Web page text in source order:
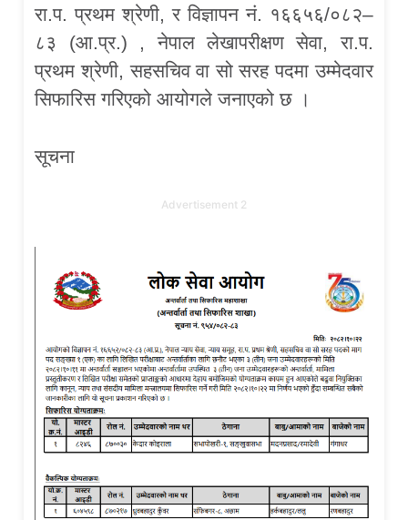
रा.प. प्रथम श्रेणी, र विज्ञापन नं. १६६५६/०८२–
८३ (आ.प्र.) , नेपाल लेखापरीक्षण सेवा, रा.प.
प्रथम श्रेणी, सहसचिव वा सो सरह पदमा उम्मेदवार
सिफारिस गरिएको आयोगले जनाएको छ ।
सूचना
Advertisement 2